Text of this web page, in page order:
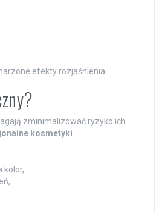
efekty rozjaśnienia.
zminimalizować ryzyko ich
kosmetyki
kolor,